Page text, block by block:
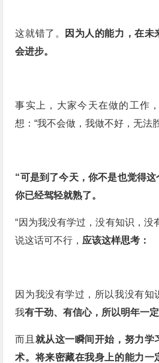
这就错了。
因为人的能力，在未
会进步。
事实上，大家今天在做的工作
想：“我不会做，我做不好，无法
“可是到了今天，你不是也觉得
你已经驾轻就熟了。
“因为我没有学过，没有知识，没
说这话可不行， 应该这样思考：
因为我没有学过，所以我没有知
我有干劲、有信心，所以明年一定
而且 就从这一瞬间开始，努力学
术。将来密藏在我身上的能力一
唯有变革才能促成“破局”与“增
真正厉害的人，都是“自燃型”